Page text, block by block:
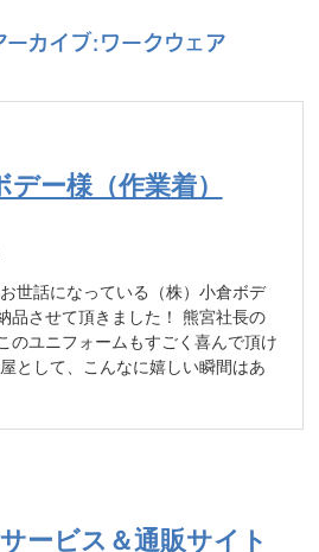
ーカイブ: ワークウェア
ー様（作業着）
世話になっている（株）小倉ボデ
品させて頂きました！ 熊宮社長の
のユニフォームもすごく喜んで頂け
として、こんなに嬉しい瞬間はあ
ービス＆通販サイト